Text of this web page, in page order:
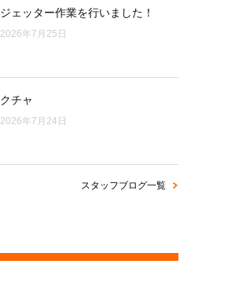
ジェッター作業を行いました！
2026年7月25日
クチャ
2026年7月24日
スタッフブログ一覧